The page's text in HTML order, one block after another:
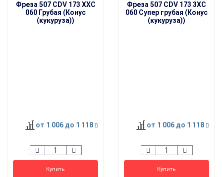
Фреза 507 CDV 173 XXC
060 Грубая (Конус
(кукуруза))
от 1 006 до 1 118
Купить
Фреза 507 CDV 173 3XC
060 Супер грубая (Конус
(кукуруза))
от 1 006 до 1 118
Купить